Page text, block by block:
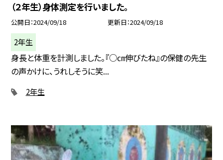
（２年生）身体測定を行いました。
公開日 2024/09/18 更新日 2024/09/18
2年生
身長と体重を計測しました。『○㎝伸びたね』の保健の先生
の声かけに、うれしそうに笑...
2年生